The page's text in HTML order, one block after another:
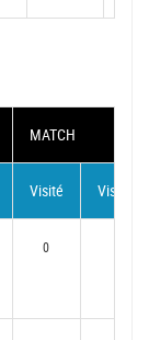
MATCH
Visité Visiteur
0